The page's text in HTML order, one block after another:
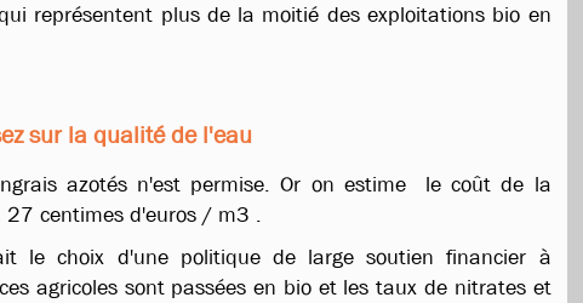
représentent plus de la moitié des exploitations bio en
sur la qualité de l'eau
azotés n'est permise. Or on estime le coût de la
centimes d'euros / m3 .
le choix d'une politique de large soutien financier à
agricoles sont passées en bio et les taux de nitrates et